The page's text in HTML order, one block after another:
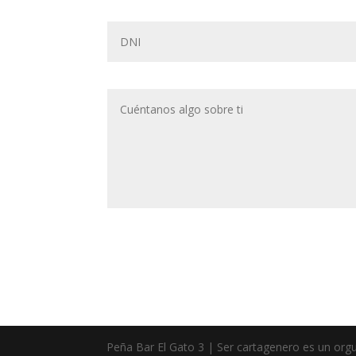
Peña Bar El Gato 3 | Ser cartagenero es un